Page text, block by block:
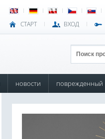
СТАРТ ВХОД
новости поврежденный